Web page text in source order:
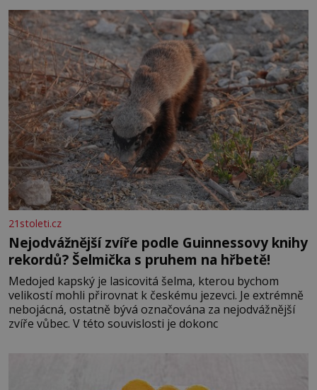
se na koloběžce a den zakončit poznáváním památek ve
Velkých Losinách nebo v termálním
21stoleti.cz
Nejodvážnější zvíře podle Guinnessovy knihy
rekordů? Šelmička s pruhem na hřbetě!
Medojed kapský je lasicovitá šelma, kterou bychom
velikostí mohli přirovnat k českému jezevci. Je extrémně
nebojácná, ostatně bývá označována za nejodvážnější
zvíře vůbec. V této souvislosti je dokonc